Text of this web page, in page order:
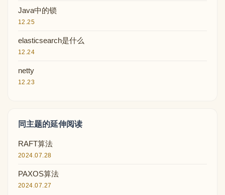
Java中的锁
12.25
elasticsearch是什么
12.24
netty
12.23
同主题的延伸阅读
RAFT算法
2024.07.28
PAXOS算法
2024.07.27